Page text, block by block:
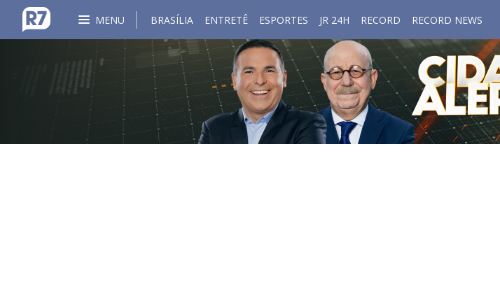
MENU BRASÍLIA ENTRETÊ ESPORTES JR 24H RECORD RECORD NEWS